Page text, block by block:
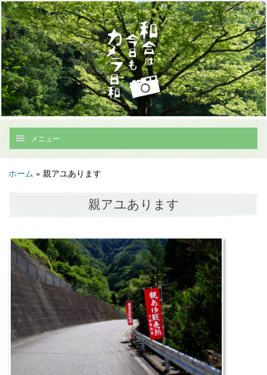
メニュー
ホーム » 親アユあります
親アユあります